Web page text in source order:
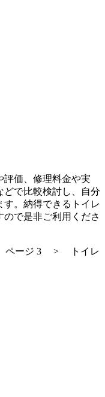
評価、修理料金や実
で比較検討し、自分
。納得できるトイレ
で是非ご利用くださ
ページ 3 >
トイレ